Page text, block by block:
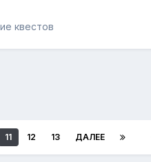
квестов
11 12 13 ДАЛЕЕ